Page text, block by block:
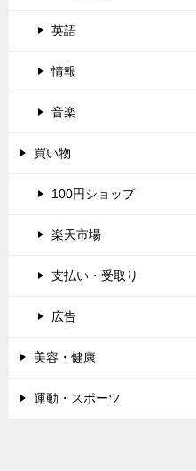
英語
情報
音楽
買い物
100円ショップ
楽天市場
支払い・受取り
広告
美容・健康
運動・スポーツ